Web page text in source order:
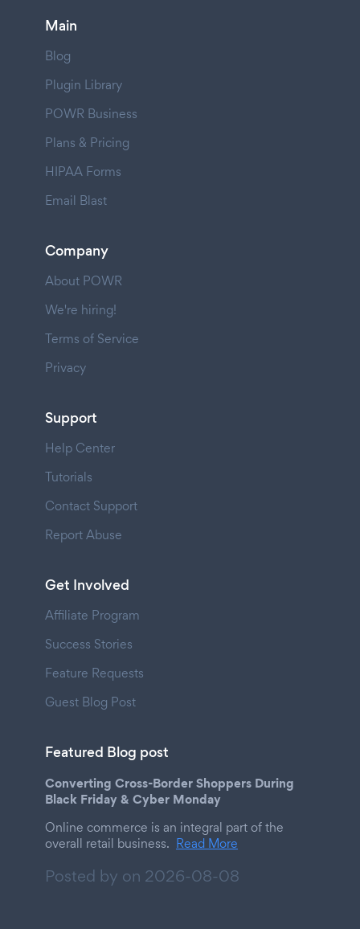
Main
Blog
Plugin Library
POWR Business
Plans & Pricing
HIPAA Forms
Email Blast
Company
About POWR
We're hiring!
Terms of Service
Privacy
Support
Help Center
Tutorials
Contact Support
Report Abuse
Get Involved
Affiliate Program
Success Stories
Feature Requests
Guest Blog Post
Featured Blog post
Converting Cross-Border Shoppers During
Black Friday & Cyber Monday
Online commerce is an integral part of the
overall retail business. Read More
Posted by on 2026-08-08